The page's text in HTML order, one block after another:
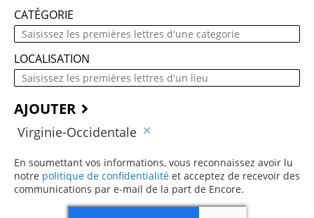
CATÉGORIE
LOCALISATION
AJOUTER
Virginie-Occidentale
En soumettant vos informations, vous reconnaissez avoir lu
notre politique de confidentialité (ce contenu s’ouvre dans
et acceptez de recevoir des
communications par e-mail de la part de Encore.